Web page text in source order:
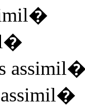
�
�
assimil
�